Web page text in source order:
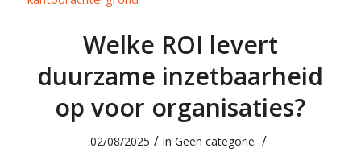
Welke ROI levert
duurzame inzetbaarheid
op voor organisaties?
02/08/2025 / in Geen categorie /